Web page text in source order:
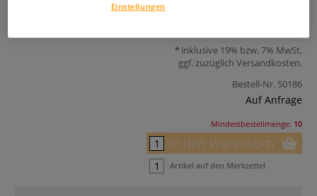
inklusive 19% bzw. 7% MwSt,
ggf. zuzüglich Versandkosten.
Bestell-Nr. 50186
Auf Anfrage
Mindestbestellmenge: 10
In den Warenkorb
Artikel auf den Merkzettel
Einstellungen